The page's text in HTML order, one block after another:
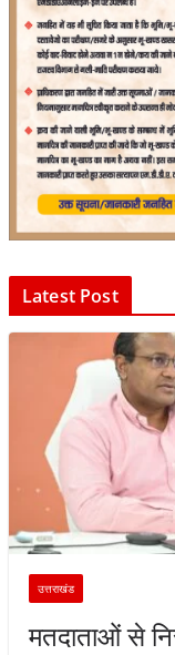
Latest Post
उत्तराखंड
मतदाताओं से